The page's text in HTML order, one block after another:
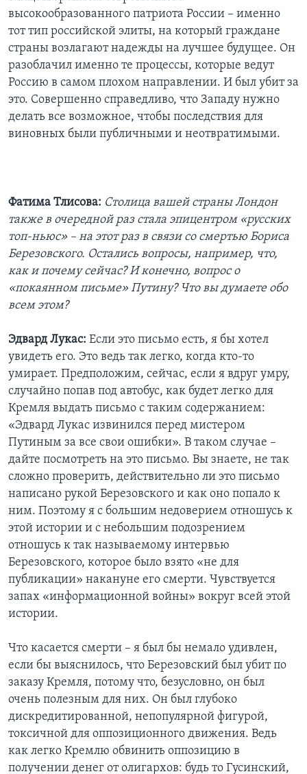
высокообразованного патриота России – именно
тот тип российской элиты, на который граждане
страны возлагают надежды на лучшее будущее. Он
разоблачил именно те процессы, которые ведут
Россию в самом плохом направлении. И был убит за
это. Совершенно справедливо, что Западу нужно
делать все возможное, чтобы последствия для
виновных были публичными и неотвратимыми.
Фатима Тлисова: Столица вашей страны Лондон
также в очередной раз стала эпицентром «русских
топ-ньюс» – на этот раз в связи со смертью Бориса
Березовского. Остались вопросы, например, что,
как и почему сейчас? И конечно, вопрос о
«покаянном письме» Путину? Что вы думаете обо
всем этом?
Эдвард Лукас: Если это письмо есть, я бы хотел
увидеть его. Это ведь так легко, когда кто-то
умирает. Предположим, сейчас, если я вдруг умру,
случайно попав под автобус, как будет легко для
Кремля выдать письмо с таким содержанием:
«Эдвард Лукас извинился перед мистером
Путиным за все свои ошибки». В таком случае –
дайте посмотреть на это письмо. Вы знаете, не так
сложно проверить, действительно ли это письмо
написано рукой Березовского и как оно попало к
ним. Поэтому я с большим недоверием отношусь к
этой истории и с небольшим подозрением
отношусь к так называемому интервью
Березовского, которое было взято «не для
публикации» накануне его смерти. Чувствуется
запах «информационной войны» вокруг всей этой
истории.
Что касается смерти – я был бы немало удивлен,
если бы выяснилось, что Березовский был убит по
заказу Кремля, потому что, безусловно, он был
очень полезным для них. Он был глубоко
дискредитированной, непопулярной фигурой,
токсичной для оппозиционного движения. Ведь
как легко Кремлю обвинить оппозицию в
получении денег от олигархов: будь то Гусинский,